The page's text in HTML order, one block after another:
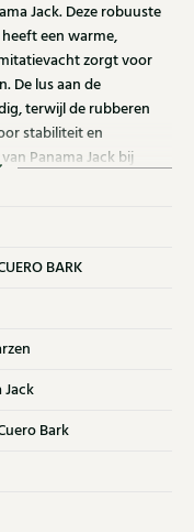
Jack. Deze robuuste
een warme,
zorgt voor
De lus aan de
terwijl de rubberen
stabiliteit en
Panama Jack bij
BARK
Jack
Bark